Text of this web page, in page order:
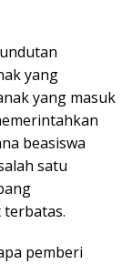
yang
yang masuk
beasiswa
satu
terbatas.
pemberi